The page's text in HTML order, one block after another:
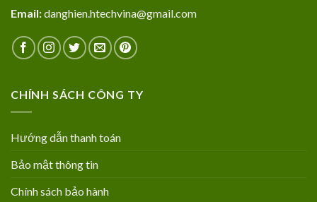
Email:danghien.htechvina@gmail.com
CHÍNH SÁCH CÔNG TY
Hướng dẫn thanh toán
Bảo mật thông tin
Chính sách bảo hành